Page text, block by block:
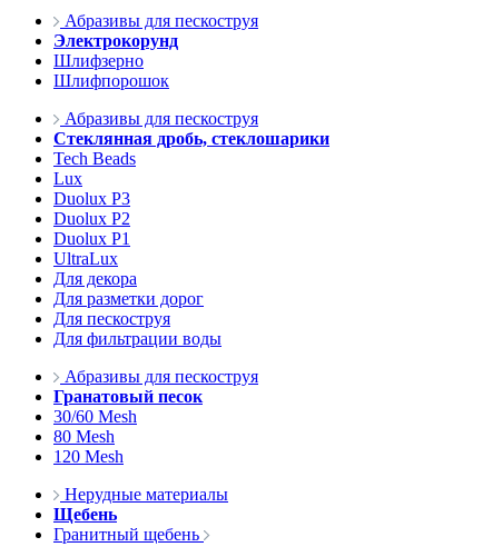
Абразивы для пескоструя
Электрокорунд
Шлифзерно
Шлифпорошок
Абразивы для пескоструя
Стеклянная дробь, стеклошарики
Tech Beads
Lux
Duolux P3
Duolux P2
Duolux P1
UltraLux
Для декора
Для разметки дорог
Для пескоструя
Для фильтрации воды
Абразивы для пескоструя
Гранатовый песок
30/60 Mesh
80 Mesh
120 Mesh
Нерудные материалы
Щебень
Гранитный щебень